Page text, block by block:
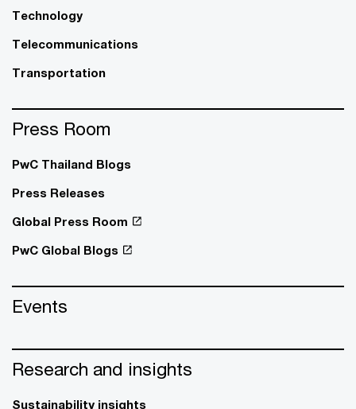
Technology
Telecommunications
Transportation
Press Room
PwC Thailand Blogs
Press Releases
Global Press Room
PwC Global Blogs
Events
Research and insights
Sustainability insights